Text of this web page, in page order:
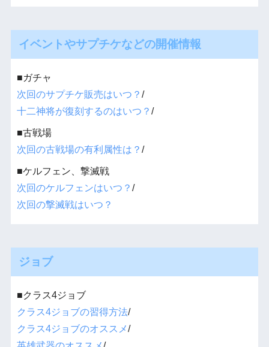
イベントやサプチケなどの開催情報
■ガチャ
次回のサプチケ販売はいつ？ /
十二神将が復刻するのはいつ？ /
■古戦場
次回の古戦場の有利属性は？ /
■ケルフェン、撃滅戦
次回のケルフェンはいつ？ /
次回の撃滅戦はいつ？
ジョブ
■クラス4ジョブ
クラス4ジョブの習得方法/
クラス4ジョブのオススメ/